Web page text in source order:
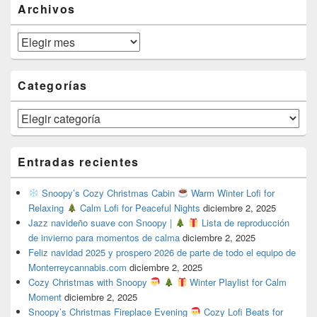
Archivos
Archivos
Categorías
Categorías
Entradas recientes
Snoopy’s Cozy Christmas Cabin
Warm Winter Lofi for
Relaxing
Calm Lofi for Peaceful Nights diciembre 2, 2025
Jazz navideño suave con Snoopy |
Lista de reproducción
de invierno para momentos de calma diciembre 2, 2025
Feliz navidad 2025 y prospero 2026 de parte de todo el equipo de
Monterreycannabis.com diciembre 2, 2025
Cozy Christmas with Snoopy
Winter Playlist for Calm
Moment diciembre 2, 2025
Snoopy’s Christmas Fireplace Evening
Cozy Lofi Beats for